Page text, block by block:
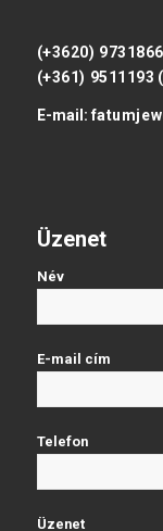
(+3620) 9731866
(+361) 9511193
E-mail:
Üzenet
Név
E-mail cím
Telefon
Üzenet